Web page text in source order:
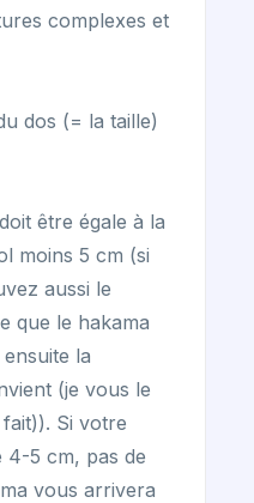
complexes et
dos (= la taille)
être égale à la
moins 5 cm (si
aussi le
que le hakama
la
(je vous le
Si votre
4-5 cm, pas de
vous arrivera